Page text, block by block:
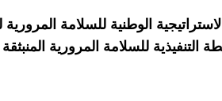
الوطنية للسلامة المرورية
التنفيذية للسلامة المرورية